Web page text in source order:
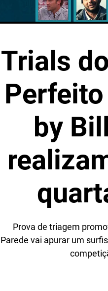
Trials
by
Prova de triagem
Parede vai apurar um